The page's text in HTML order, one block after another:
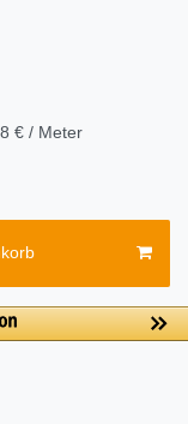
€ / Meter